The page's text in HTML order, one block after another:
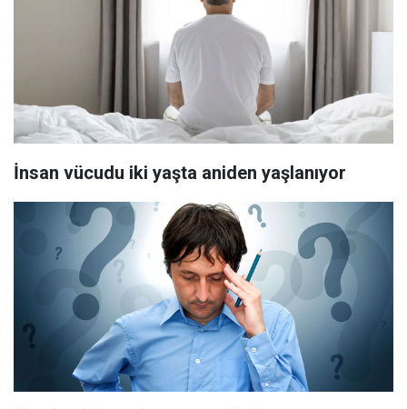
İnsan vücudu iki yaşta aniden yaşlanıyor